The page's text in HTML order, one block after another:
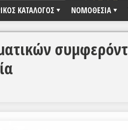
ΚΑΤΑΛΟΓΟΣ ΝΟΜΟΘΕΣΙΑ